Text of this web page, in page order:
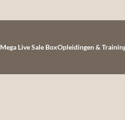
Mega Live Sale BoxOpleidingen &